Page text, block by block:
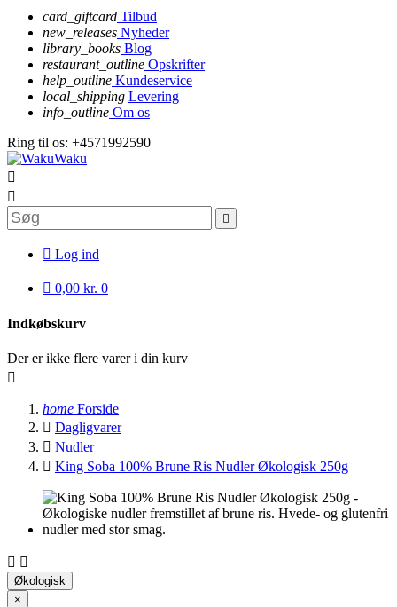
card_giftcard Tilbud
new_releases Nyheder
library_books Blog
restaurant_outline Opskrifter
help_outline Kundeservice
local_shipping Levering
info_outline Om os
Ring til os: +4571992590



 Log ind
 0,00 kr. 0
Indkøbskurv
Der er ikke flere varer i din kurv

home Forside
 Dagligvarer
 Nudler
 King Soba 100% Brune Ris Nudler Økologisk 250g
 
Økologisk
×